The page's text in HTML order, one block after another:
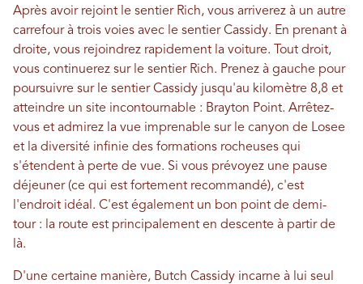
Après avoir rejoint le sentier Rich, vous arriverez à un autre
carrefour à trois voies avec le sentier Cassidy. En prenant à
droite, vous rejoindrez rapidement la voiture. Tout droit,
vous continuerez sur le sentier Rich. Prenez à gauche pour
poursuivre sur le sentier Cassidy jusqu'au kilomètre 8,8 et
atteindre un site incontournable : Brayton Point. Arrêtez-
vous et admirez la vue imprenable sur le canyon de Losee
et la diversité infinie des formations rocheuses qui
s'étendent à perte de vue. Si vous prévoyez une pause
déjeuner (ce qui est fortement recommandé), c'est
l'endroit idéal. C'est également un bon point de demi-
tour : la route est principalement en descente à partir de
là.
D'une certaine manière, Butch Cassidy incarne à lui seul